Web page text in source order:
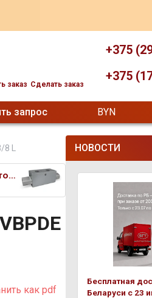
заказ Сделать заказ
+375
+375
запрос BYN
L
Гидрозамок двустороннего дейст
как pdf
НОВОСТИ
Бесплатная
Беларуси с 23